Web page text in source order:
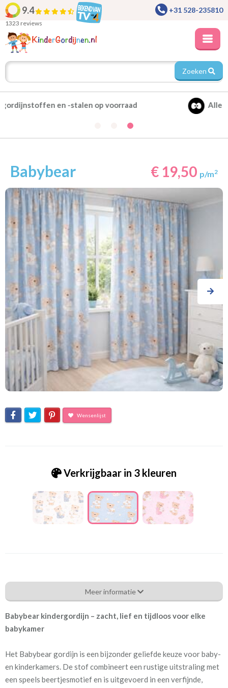
9.4
1323 reviews
+31 528-235810
Zoeken
Alle gordijnen verduisterend leverbaar
Babybear € 19,50 p/m2
Wensenlijst
Verkrijgbaar in 3 kleuren
Bcg_[D-12] Babybear blue
Eigenschappen gordijnstof
Artikelnummer Bcg_[D-12] Babybear blue
Stofbreedte: 280 cm
Meer informatie
Babybear kindergordijn – zacht, lief en tijdloos voor elke
babykamer
Het Babybear gordijn is een bijzonder geliefde keuze voor baby-
en kinderkamers. De stof combineert een rustige uitstraling met
een speels beertjesmotief en is uitgevoerd in een verfijnde,